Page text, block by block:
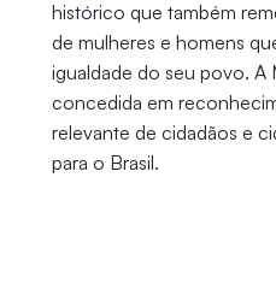
histórico que também
de mulheres e homens
igualdade do seu povo. A
concedida em
relevante de cidadãos e
para o Brasil.